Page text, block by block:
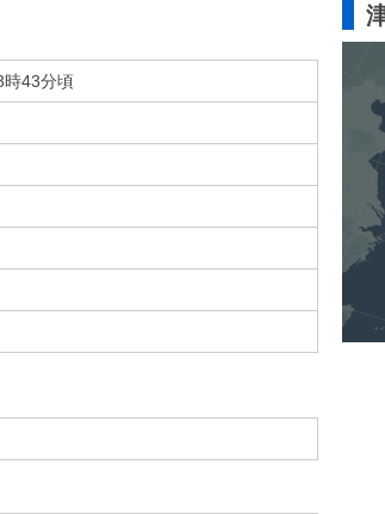
時43分頃